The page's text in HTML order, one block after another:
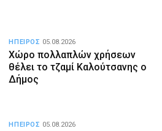
Χώρο πολλαπλών χρήσεων
θέλει το τζαμί Καλούτσανης ο
Δήμος
ΗΠΕΙΡΟΣ 05.08.2026
ΗΠΕΙΡΟΣ 05.08.2026